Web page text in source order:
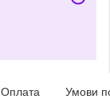
Оплата Умови